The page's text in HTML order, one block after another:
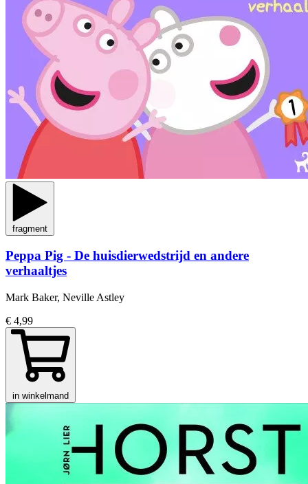
fragment
Peppa Pig - De huisdierwedstrijd en andere
verhaaltjes
Mark Baker, Neville Astley
€ 4,99
in winkelmand